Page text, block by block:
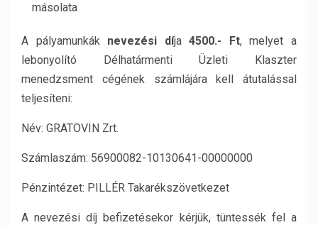
másolata
A pályamunkák nevezési díja4500.- Ft, melyet a
lebonyolító Délhatármenti Üzleti Klaszter
menedzsment cégének számlájára kell átutalással
teljesíteni:
Név: GRATOVIN Zrt.
Számlaszám: 56900082-10130641-00000000
Pénzintézet: PILLÉR Takarékszövetkezet
A nevezési díj befizetésekor kérjük, tüntessék fel a